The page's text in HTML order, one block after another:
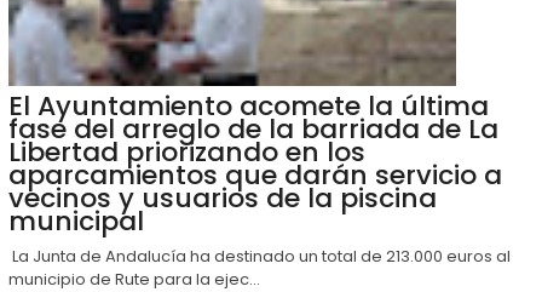
El Ayuntamiento acomete la última
fase del arreglo de la barriada de La
Libertad priorizando en los
aparcamientos que darán servicio a
vecinos y usuarios de la piscina
municipal
La Junta de Andalucía ha destinado un total de 213.000 euros al
municipio de Rute para la ejec...